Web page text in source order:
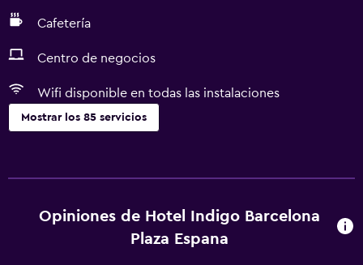
Cafetería
Centro de negocios
Wifi disponible en todas las instalaciones
Mostrar los 85 servicios
Wifi gratis
Wifi disponible en todas las instalaciones
Opiniones de Hotel Indigo Barcelona
Plaza Espana